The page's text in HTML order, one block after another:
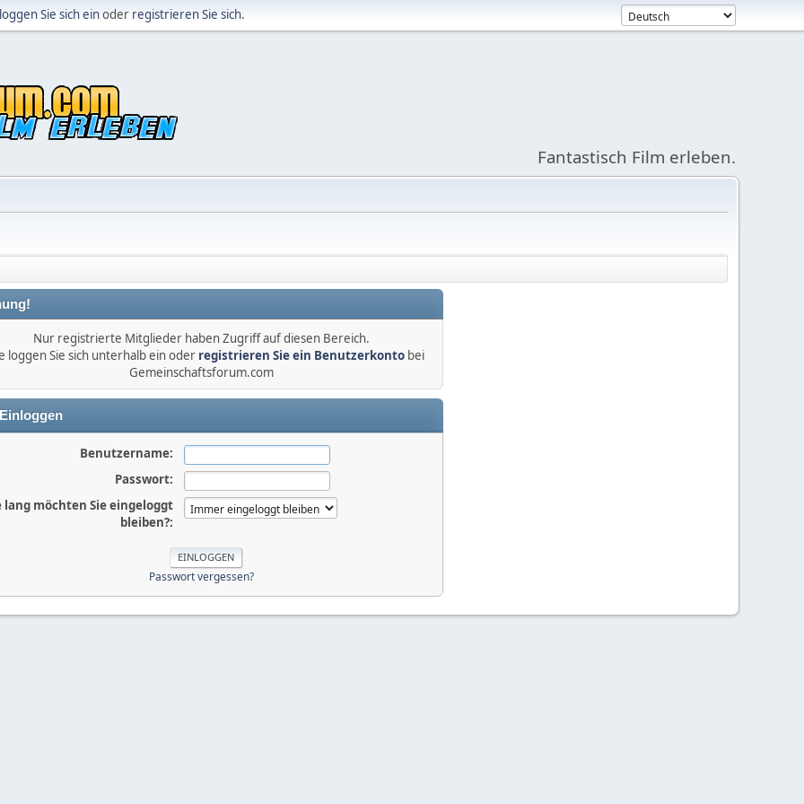
loggen Sie sich einoder registrieren Sie sich.
Fantastisch Film erleben.
Nur registrierte Mitglieder haben Zugriff auf diesen Bereich.
loggen Sie sich unterhalb ein oder registrieren Sie ein Benutzerkontobei
Gemeinschaftsforum.com
Benutzername:
Passwort:
lang möchten Sie eingeloggt
bleiben?:
Passwort vergessen?